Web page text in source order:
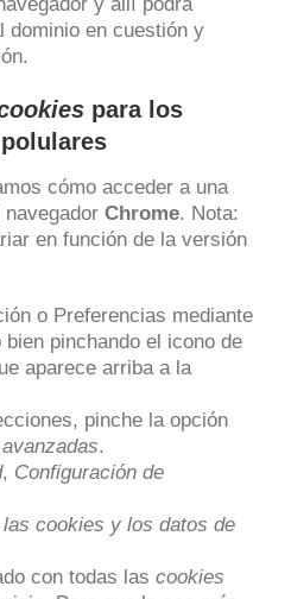
dominio en cuestión y
para los
cómo acceder a una
Chrome. Nota:
en función de la versión
o Preferencias mediante
pinchando el icono de
aparece arriba a la
pinche la opción
.
, Configuración de
las cookies y los datos de
con todas las cookies